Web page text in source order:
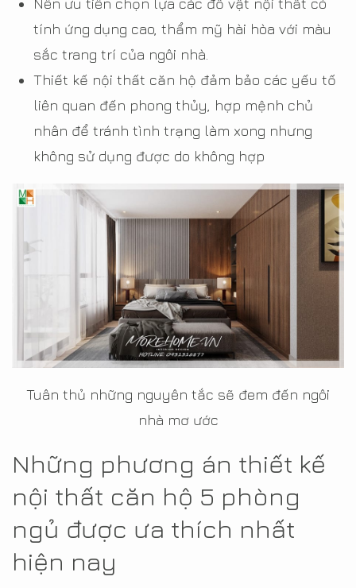
tính ứng dụng cao, thẩm mỹ hài hòa với màu
sắc trang trí của ngôi nhà.
Thiết kế nội thất căn hộ đảm bảo các yếu tố
liên quan đến phong thủy, hợp mệnh chủ
nhân để tránh tình trạng làm xong nhưng
không sử dụng được do không hợp
Tuân thủ những nguyên tắc sẽ đem đến ngôi
nhà mơ ước
Những phương án thiết kế
nội thất căn hộ 5 phòng
ngủ được ưa thích nhất
hiện nay